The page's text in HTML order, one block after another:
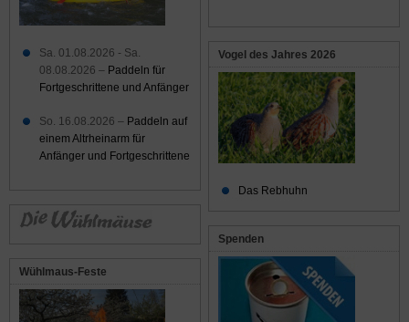
Vogel des Jahres 2026
Das Rebhuhn
Spenden
Sa. 01.08.2026 - Sa.
08.08.2026 – Paddeln für
Fortgeschrittene und Anfänger
So. 16.08.2026 – Paddeln auf
einem Altrheinarm für
Anfänger und Fortgeschrittene
Wühlmaus-Feste